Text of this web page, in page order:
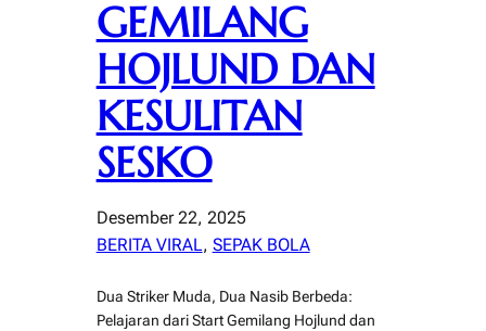
GEMILANG
HOJLUND DAN
KESULITAN
SESKO
Desember 22, 2025
BERITA VIRAL, SEPAK BOLA
Dua Striker Muda, Dua Nasib Berbeda:
Pelajaran dari Start Gemilang Hojlund dan